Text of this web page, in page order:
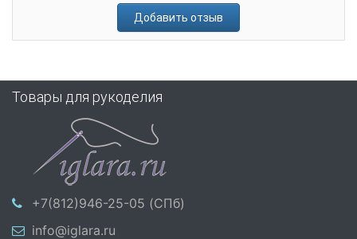
Добавить отзыв
Товары для рукоделия
+7(812)946-25-05 (СПб)
info@iglara.ru